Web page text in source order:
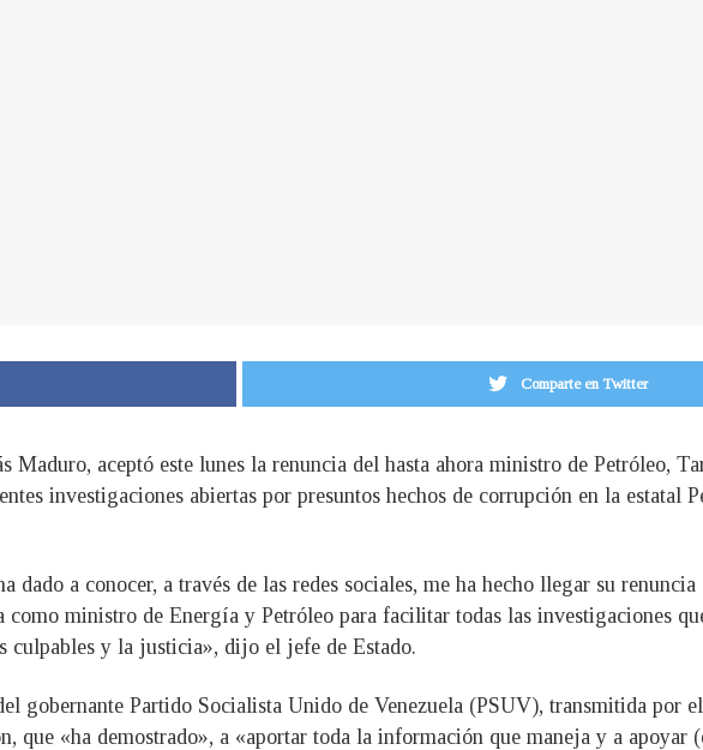
Comparte en Twitter
Maduro, aceptó este lunes la renuncia del hasta ahora ministro de Petróleo,
investigaciones abiertas por presuntos hechos de corrupción en la estatal
dado a conocer, a través de las redes sociales, me ha hecho llegar su
ministro de Energía y Petróleo para facilitar todas las investigaciones
culpables y la justicia», dijo el jefe de Estado.
gobernante Partido Socialista Unido de Venezuela (PSUV), transmitida por
que «ha demostrado», a «aportar toda la información que maneja y a apoyar